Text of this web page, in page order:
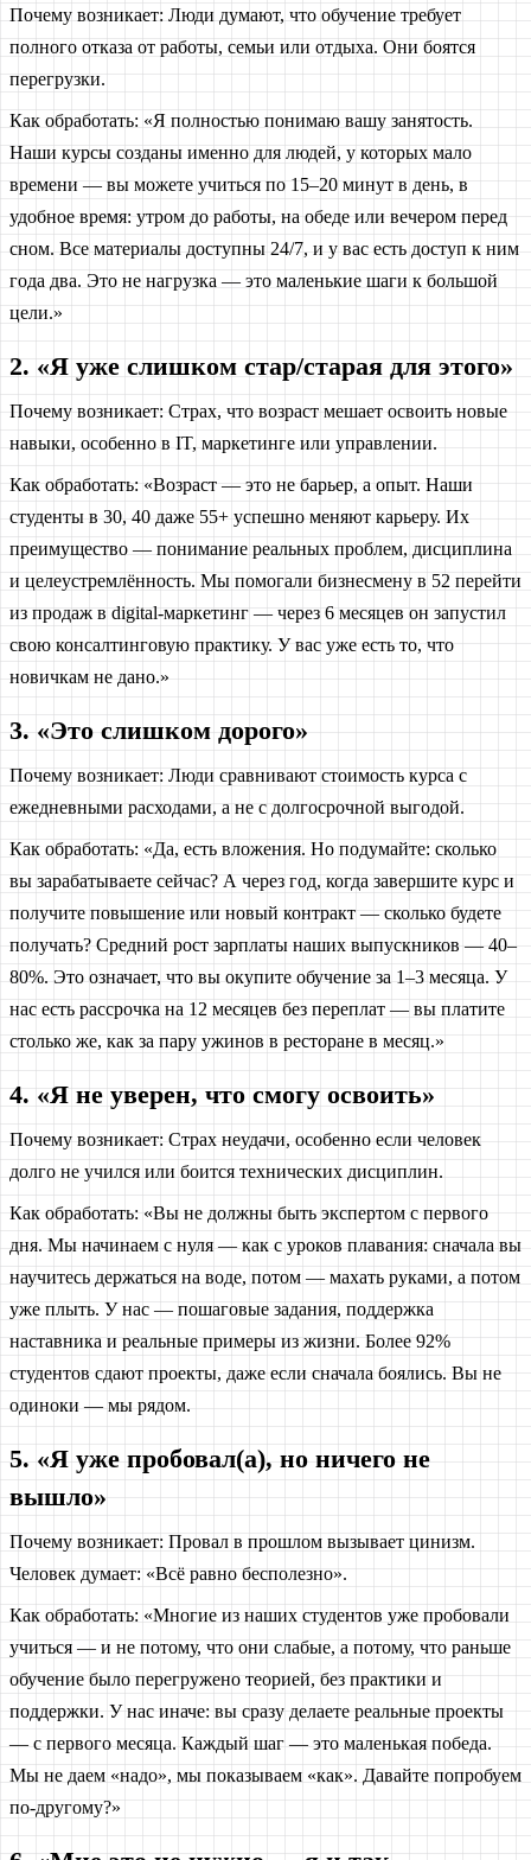
Почему возникает: Люди думают, что обучение требует
полного отказа от работы, семьи или отдыха. Они боятся
перегрузки.
Как обработать: «Я полностью понимаю вашу занятость.
Наши курсы созданы именно для людей, у которых мало
времени — вы можете учиться по 15–20 минут в день, в
удобное время: утром до работы, на обеде или вечером перед
сном. Все материалы доступны 24/7, и у вас есть доступ к ним
года два. Это не нагрузка — это маленькие шаги к большой
цели.»
2. «Я уже слишком стар/старая для этого»
Почему возникает: Страх, что возраст мешает освоить новые
навыки, особенно в IT, маркетинге или управлении.
Как обработать: «Возраст — это не барьер, а опыт. Наши
студенты в 30, 40 даже 55+ успешно меняют карьеру. Их
преимущество — понимание реальных проблем, дисциплина
и целеустремлённость. Мы помогали бизнесмену в 52 перейти
из продаж в digital-маркетинг — через 6 месяцев он запустил
свою консалтинговую практику. У вас уже есть то, что
новичкам не дано.»
3. «Это слишком дорого»
Почему возникает: Люди сравнивают стоимость курса с
ежедневными расходами, а не с долгосрочной выгодой.
Как обработать: «Да, есть вложения. Но подумайте: сколько
вы зарабатываете сейчас? А через год, когда завершите курс и
получите повышение или новый контракт — сколько будете
получать? Средний рост зарплаты наших выпускников — 40–
80%. Это означает, что вы окупите обучение за 1–3 месяца. У
нас есть рассрочка на 12 месяцев без переплат — вы платите
столько же, как за пару ужинов в ресторане в месяц.»
4. «Я не уверен, что смогу освоить»
Почему возникает: Страх неудачи, особенно если человек
долго не учился или боится технических дисциплин.
Как обработать: «Вы не должны быть экспертом с первого
дня. Мы начинаем с нуля — как с уроков плавания: сначала вы
научитесь держаться на воде, потом — махать руками, а потом
уже плыть. У нас — пошаговые задания, поддержка
наставника и реальные примеры из жизни. Более 92%
студентов сдают проекты, даже если сначала боялись. Вы не
одиноки — мы рядом.
5. «Я уже пробовал(а), но ничего не
вышло»
Почему возникает: Провал в прошлом вызывает цинизм.
Человек думает: «Всё равно бесполезно».
Как обработать: «Многие из наших студентов уже пробовали
учиться — и не потому, что они слабые, а потому, что раньше
обучение было перегружено теорией, без практики и
поддержки. У нас иначе: вы сразу делаете реальные проекты
— с первого месяца. Каждый шаг — это маленькая победа.
Мы не даем «надо», мы показываем «как». Давайте попробуем
по-другому?»